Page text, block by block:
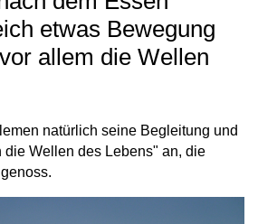
etwas Bewegung
allem die Wellen
natürlich seine Begleitung und
die Wellen des Lebens" an, die